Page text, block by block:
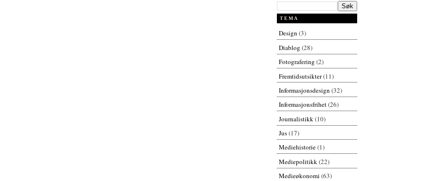
TEMA
Design (3)
Diablog (28)
Fotografering (2)
Fremtidsutsikter(11)
Informasjonsdesign (32)
Informasjonsfrihet(26)
Journalistikk(10)
Jus(17)
Mediehistorie(1)
Mediepolitikk(22)
Medieøkonomi (63)